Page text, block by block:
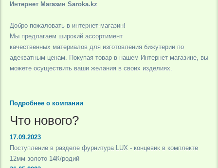
Интернет Магазин Saroka.kz
Добро пожаловать в интернет-магазин!
Мы предлагаем широкий ассортимент
качественных материалов для изготовления бижутерии по
адекватным ценам. Покупая товар в нашем Интернет-магазине, вы
можете осуществить ваши желания в своих изделиях.
Подробнее о компании
Что нового?
17.09.2023
Поступление в разделе фурнитура LUX - концевик в комплекте
12мм золото 14К/родий